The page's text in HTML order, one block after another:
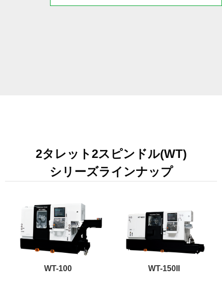
2タレット2スピンドル(WT)
シリーズラインナップ
WT-100 WT-150II